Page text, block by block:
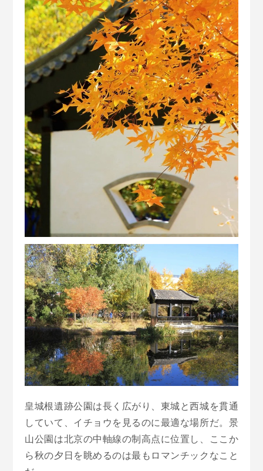
皇城根遺跡公園は長く広がり、東城と西城を貫通
していて、イチョウを見るのに最適な場所だ。景
山公園は北京の中軸線の制高点に位置し、ここか
ら秋の夕日を眺めるのは最もロマンチックなこと